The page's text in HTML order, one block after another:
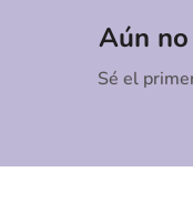
Aún
Sé el